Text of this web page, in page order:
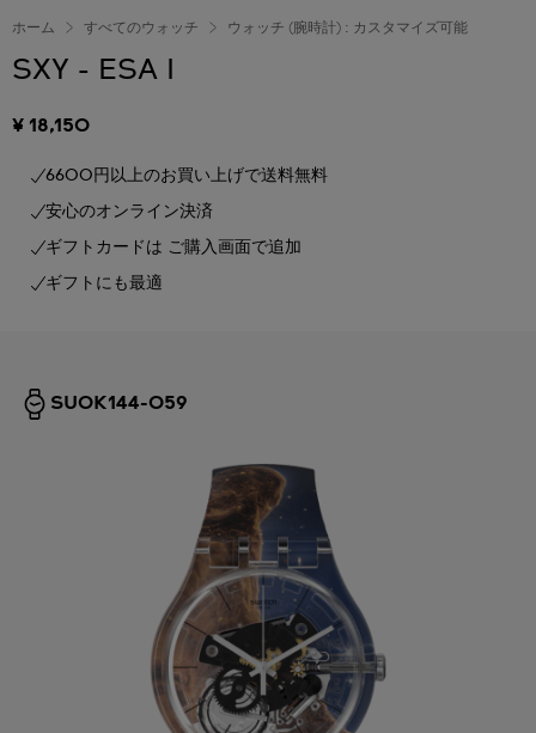
ホーム すべてのウォッチ ウォッチ (腕時計) : カスタマイズ可能
SXY - ESA I
¥ 18,150
6600円以上のお買い上げで送料無料
安心のオンライン決済
ギフトカードは ご購入画面で追加
ギフトにも最適
SUOK144-059